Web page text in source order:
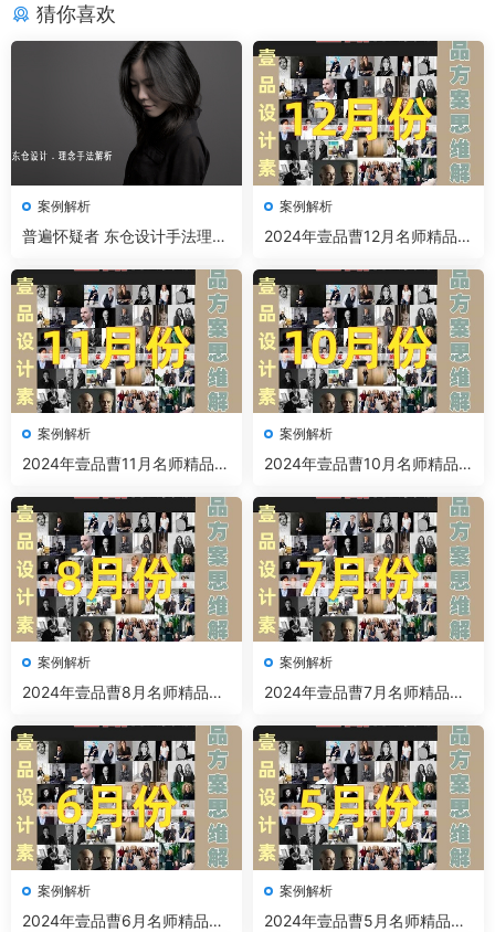
猜你喜欢
案例解析
普遍怀疑者 东仓设计手法理念
案例解析
2024年壹品曹12月名师精品案
案例解析
2024年壹品曹11月名师精品案
案例解析
2024年壹品曹10月名师精品
案例解析
2024年壹品曹8月名师精品案
案例解析
2024年壹品曹7月名师精品案
案例解析
2024年壹品曹6月名师精品案
案例解析
2024年壹品曹5月名师精品案